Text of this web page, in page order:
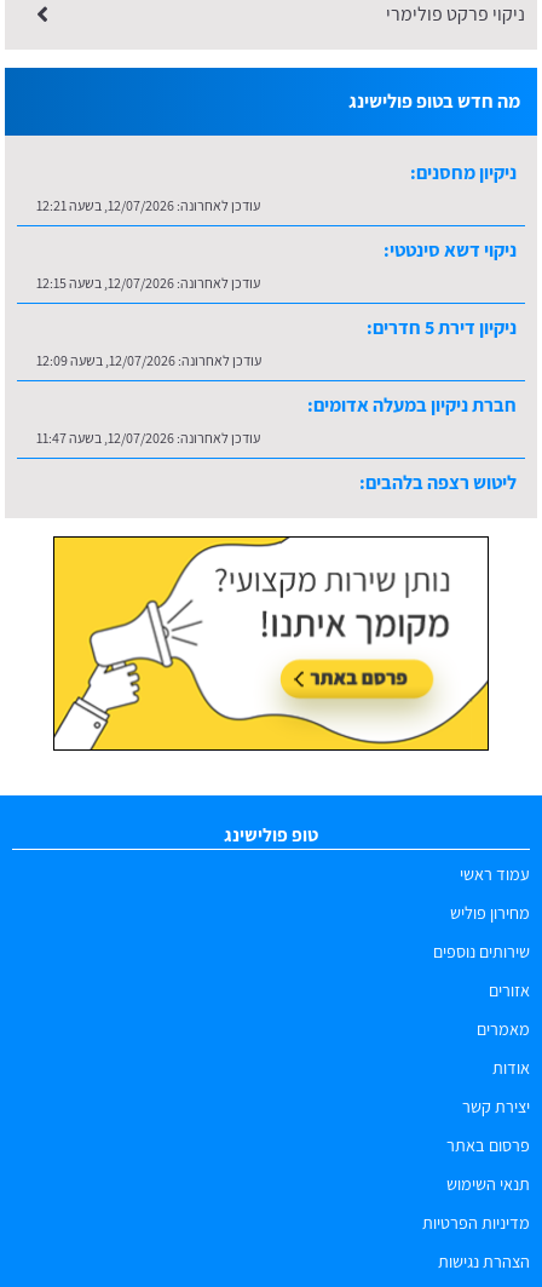
ניקוי פרקט פולימרי
מה חדש בטופ פולישינג
ניקיון מחסנים:
עודכן לאחרונה: 12/07/2026, בשעה 12:21
ניקוי דשא סינטטי:
עודכן לאחרונה: 12/07/2026, בשעה 12:15
ניקיון דירת 5 חדרים:
עודכן לאחרונה: 12/07/2026, בשעה 12:09
חברת ניקיון במעלה אדומים:
עודכן לאחרונה: 12/07/2026, בשעה 11:47
ליטוש רצפה בלהבים:
עודכן לאחרונה:16/07/2026, בשעה 10:36
טופ פולישינג
עמוד ראשי
מחירון פוליש
שירותים נוספים
אזורים
מאמרים
אודות
יצירת קשר
פרסום באתר
תנאי השימוש
מדיניות הפרטיות
הצהרת נגישות